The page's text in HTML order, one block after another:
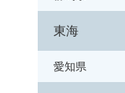
東海
愛知県